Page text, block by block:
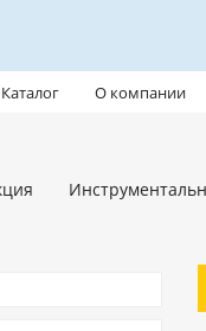
Каталог О компании